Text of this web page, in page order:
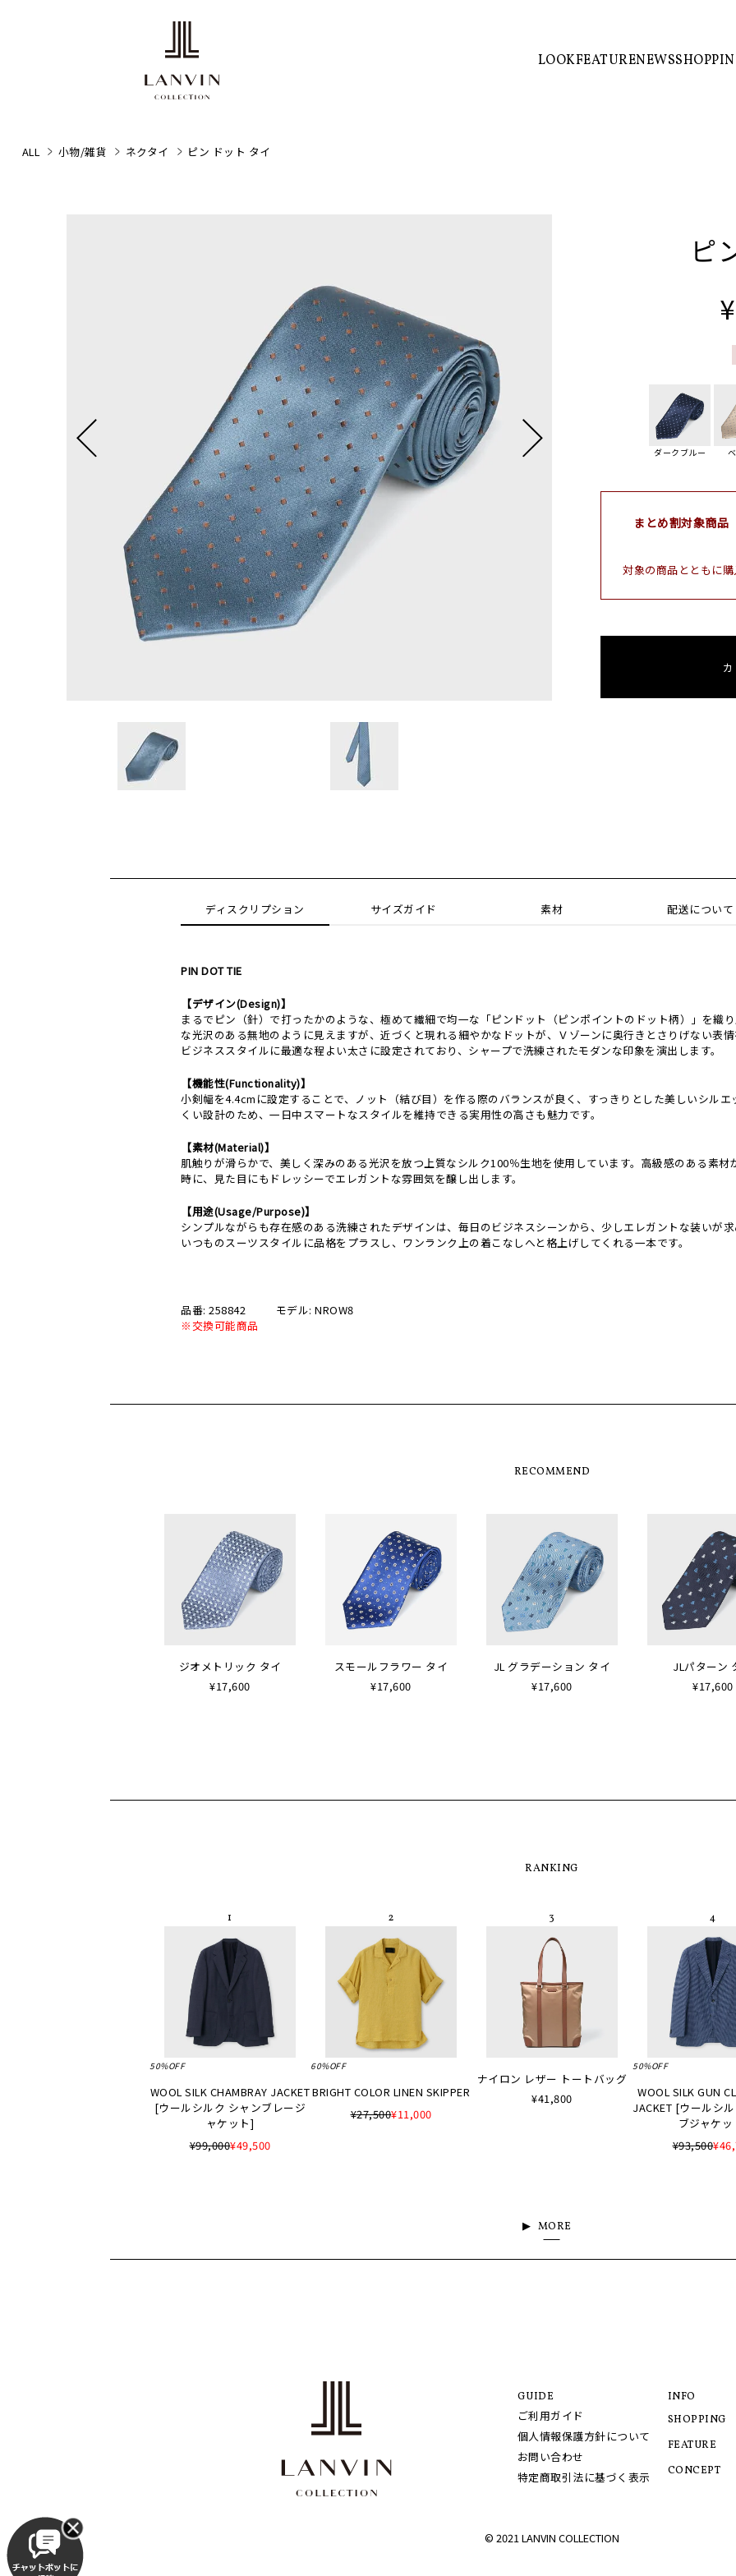
LOOKFEATURENEWS
ALL 小物/雑貨 ネクタイ ピン ドット タイ
ピ
ダークブルー
まとめ割対象商品
対象の商品とともに
ディスクリプション サイズガイド 素材 配送について
PIN DOT TIE
【デザイン(Design)】
まるでピン（針）で打ったかのような、極めて繊細で均一な「ピンドット（ピンポイントのドット柄）」を織
な光沢のある無地のように見えますが、近づくと現れる細やかなドットが、Ｖゾーンに奥行きとさりげない表
ビジネススタイルに最適な程よい太さに設定されており、シャープで洗練されたモダンな印象を演出します。
【機能性(Functionality)】
小剣幅を4.4cmに設定することで、ノット（結び目）を作る際のバランスが良く、すっきりとした美しいシル
くい設計のため、一日中スマートなスタイルを維持できる実用性の高さも魅力です。
【素材(Material)】
肌触りが滑らかで、美しく深みのある光沢を放つ上質なシルク100％生地を使用しています。高級感のある素
時に、見た目にもドレッシーでエレガントな雰囲気を醸し出します。
【用途(Usage/Purpose)】
シンプルながらも存在感のある洗練されたデザインは、毎日のビジネスシーンから、少しエレガントな装いが
いつものスーツスタイルに品格をプラスし、ワンランク上の着こなしへと格上げしてくれる一本です。
品番: 258842
モデル: NROW8
※交換可能商品
RECOMMEND
ジオメトリック タイ
¥17,600
スモールフラワー タイ
¥17,600
JL グラデーション タイ
¥17,600
JLパターン
¥17,600
RANKING
50%OFF
WOOL SILK CHAMBRAY JACKET
[ウールシルク シャンブレージ
ャケット]
¥99,000¥49,500
60%OFF
BRIGHT COLOR LINEN SKIPPER
¥27,500¥11,000
ナイロン レザー トートバッグ
¥41,800
50%OFF
WOOL SILK GUN
JACKET [ウールシ
ブジャケ
¥93,500
MORE
GUIDE
ご利用ガイド
個人情報保護方針について
お問い合わせ
特定商取引法に基づく表示
INFO
SHOPPING
FEATURE
CONCEPT
© 2021 LANVIN COLLECTION